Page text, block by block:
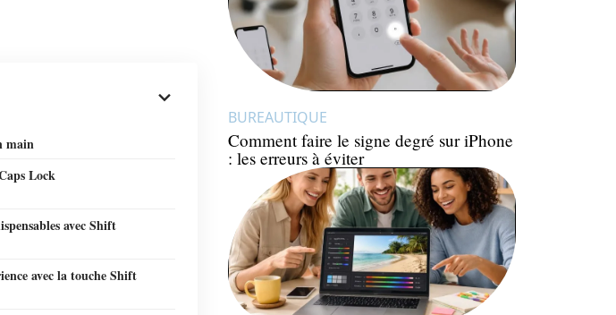
main
Lock
avec Shift
avec la touche Shift
BUREAUTIQUE
Comment faire le signe degré sur iPhone
: les erreurs à éviter